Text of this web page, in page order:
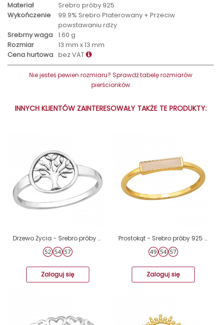
Materiał
Srebro próby 925
Wykończenie
99.9% Srebro Platerowany + Przeciw
powstawaniu rdzy
Srebrny waga 1.60 g
Rozmiar
13 mm x 13 mm
Cena hurtowa bez VAT
Nie jesteś pewien rozmiaru? Sprawdź tabelę rozmiarów
pierścionków
INNYCH KLIENTÓW ZAINTERESOWAŁY TAKŻE TE PRODUKTY:
Drzewo Życia - Srebro próby 925 Srebrne pierścionki A4S46475
Zaloguj się
Prostokąt - Srebro próby 925 Srebrne pierścionki A4S49668
Zaloguj się